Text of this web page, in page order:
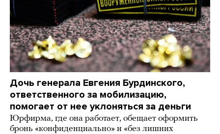
Дочь генерала Евгения Бурдинского,
ответственного за мобилизацию,
помогает от нее уклоняться за деньги
Юрфирма, где она работает, обещает оформить
бронь «конфиденциально» и «без лишних